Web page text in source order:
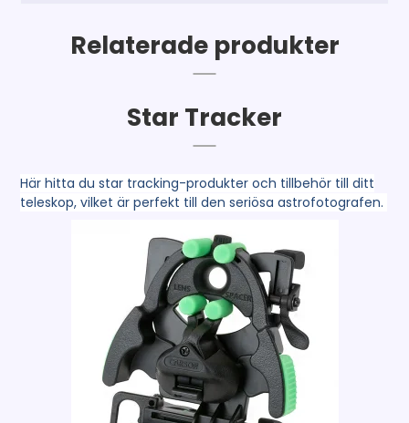
Relaterade produkter
Star Tracker
Här hitta du star tracking-produkter och tillbehör till ditt
teleskop, vilket är perfekt till den seriösa astrofotografen.